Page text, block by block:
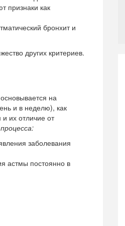
признаки как
бронхит и
других критериев.
на
и в неделю), как
их отличие от
заболевания
астмы постоянно в